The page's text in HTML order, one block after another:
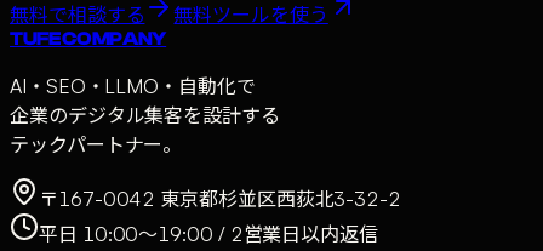
無料で相談する 無料ツールを使う
TUFE COMPANY
AI・SEO・LLMO・自動化で
企業のデジタル集客を設計する
テックパートナー。
〒167-0042 東京都杉並区西荻北3-32-2
平日 10:00〜19:00 / 2営業日以内返信